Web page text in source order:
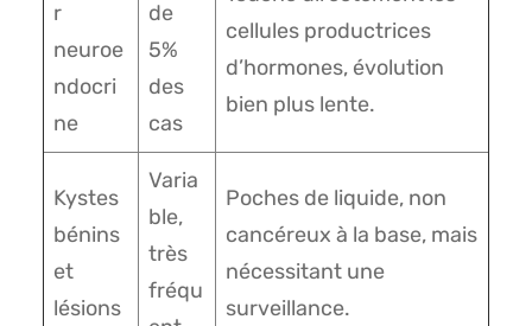
r
neuroe
ndocri
ne
de
5%
des
cas
cellules productrices
d’hormones, évolution
bien plus lente.
Kystes
bénins
et
lésions
Varia
ble,
très
fréqu
Poches de liquide, non
cancéreux à la base, mais
nécessitant une
surveillance.